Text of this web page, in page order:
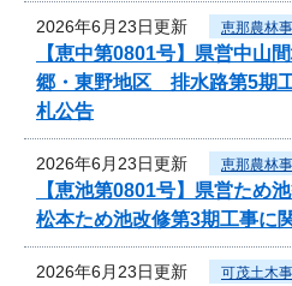
2026年6月23日更新 恵那農林
【恵中第0801号】県営中山
郷・東野地区 排水路第5期
札公告
2026年6月23日更新 恵那農林
【恵池第0801号】県営た
松本ため池改修第3期工事に
2026年6月23日更新 可茂土木